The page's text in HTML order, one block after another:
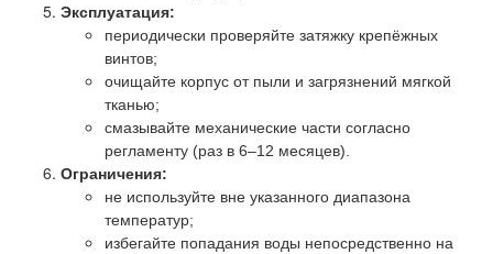
Эксплуатация:
периодически проверяйте затяжку крепёжных
винтов;
очищайте корпус от пыли и загрязнений мягкой
тканью;
смазывайте механические части согласно
регламенту (раз в 6–12 месяцев).
Ограничения:
не используйте вне указанного диапазона
температур;
избегайте попадания воды непосредственно на